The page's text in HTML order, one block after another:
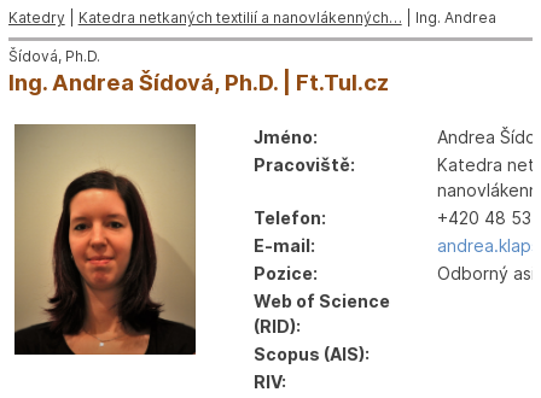
Katedry Katedra netkaných textilií a nanovlákenných… | Ing. Andrea
Šídová, Ph.D.
Ing. Andrea Šídová, Ph.D. | Ft.Tul.cz
Jméno:
Andrea
Pracoviště:
Katedra
Telefon:
+420 48 535
E-mail:
Pozice:
Odborný
Web of Science
(RID):
Scopus (AIS):
RIV: